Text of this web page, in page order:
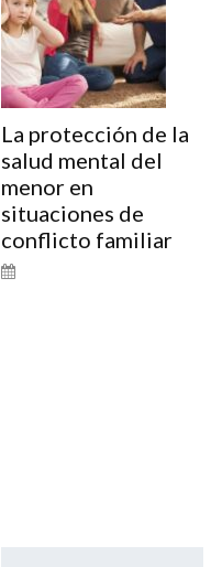
La protección de la
salud mental del
menor en
situaciones de
conflicto familiar